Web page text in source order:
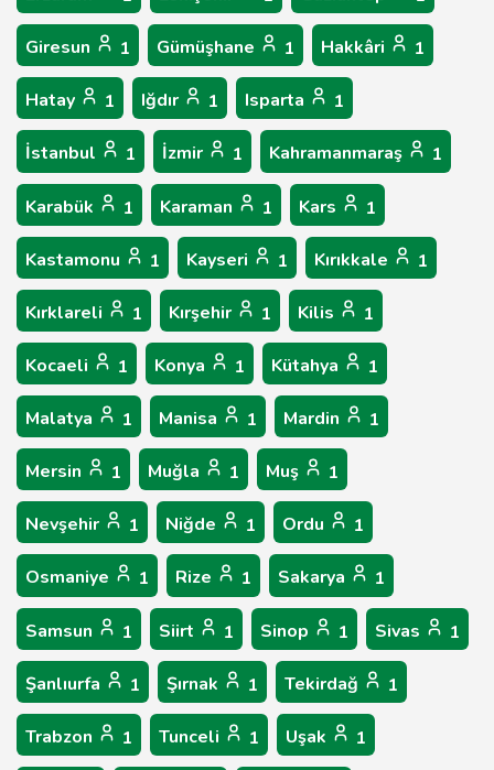
Giresun 1 Gümüşhane 1 Hakkâri 1
Hatay 1 Iğdır 1 Isparta 1
İstanbul 1 İzmir 1 Kahramanmaraş 1
Karabük 1 Karaman 1 Kars 1
Kastamonu 1 Kayseri 1 Kırıkkale 1
Kırklareli 1 Kırşehir 1 Kilis 1
Kocaeli 1 Konya 1 Kütahya 1
Malatya 1 Manisa 1 Mardin 1
Mersin 1 Muğla 1 Muş 1
Nevşehir 1 Niğde 1 Ordu 1
Osmaniye 1 Rize 1 Sakarya 1
Samsun 1 Siirt 1 Sinop 1 Sivas 1
Şanlıurfa 1 Şırnak 1 Tekirdağ 1
Trabzon 1 Tunceli 1 Uşak 1